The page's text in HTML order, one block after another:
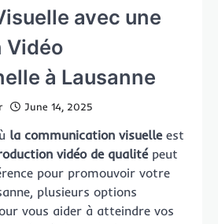
avec une
Vidéo
à Lausanne
June 14, 2025
la communication visuelleest
vidéo de qualitépeut
pour promouvoir votre
plusieurs options
vous aider à atteindre vos